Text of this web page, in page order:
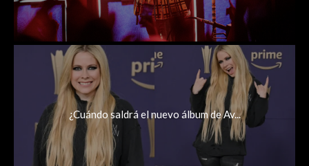
¿Cuándo saldrá el nuevo álbum de Av...